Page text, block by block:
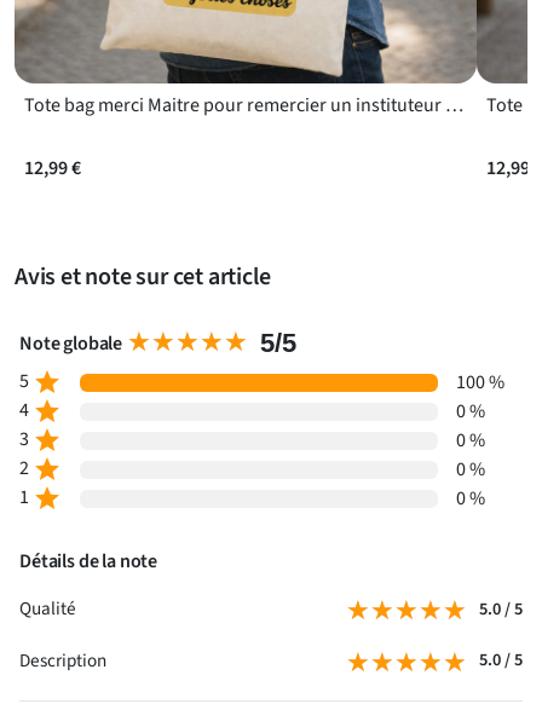
Tote bag merci Maitre pour remercier un instituteur en fin d’année
12,99 € 12,99 €
Avis et note sur cet article
Note globale ★★★★★
★★★★★ 5/5
5 star
100 %
4 star
0 %
3 star
0 %
2 star
0 %
1 star 0 %
Détails de la note
Qualité
★★★★★
★★★★★ 5.0 / 5
Description ★★★★★
★★★★★ 5.0 / 5